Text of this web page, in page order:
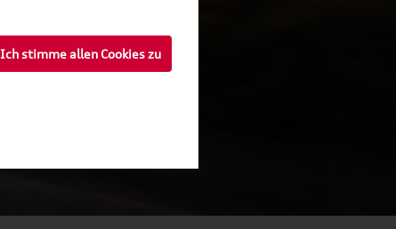
Ich stimme allen Cookies zu